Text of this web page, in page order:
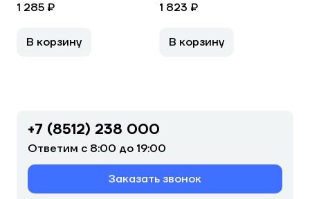
1 285 ₽
В корзину
1 823 ₽
В корзину
+7 (8512) 238 000
Ответим с 8:00 до 19:00
Заказать звонок